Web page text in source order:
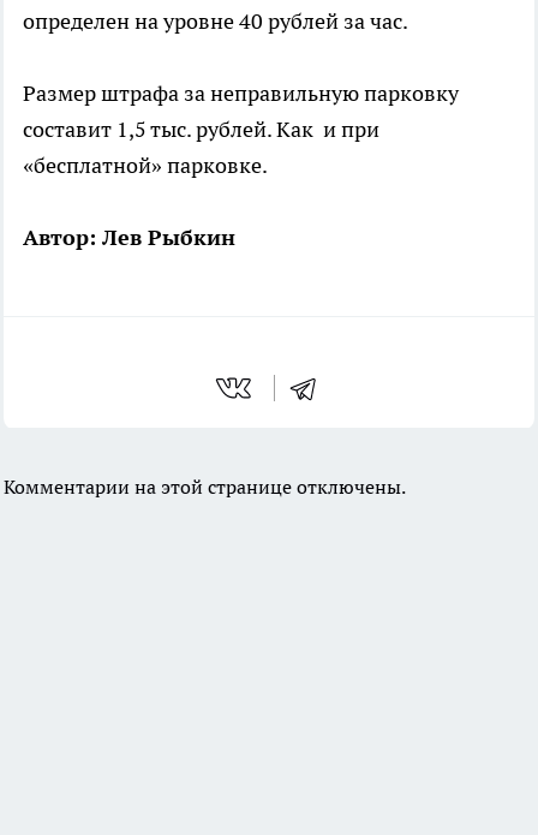
определен на уровне 40 рублей за час.
Размер штрафа за неправильную парковку
составит 1,5 тыс. рублей. Как и при
«бесплатной» парковке.
Автор: Лев Рыбкин
Комментарии на этой странице отключены.